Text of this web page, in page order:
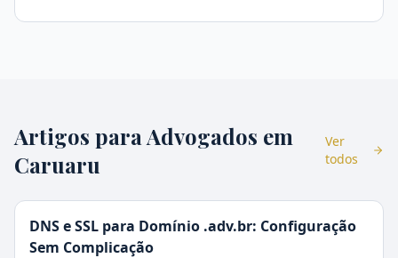
Artigos para Advogados em
Caruaru
Ver
todos
DNS e SSL para Domínio .adv.br: Configuração
Sem Complicação